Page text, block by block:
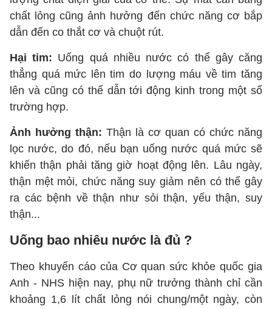
chất lỏng cũng ảnh hưởng đến chức năng cơ bắp
dẫn đến co thắt cơ và chuột rút.
Hại tim: Uống quá nhiều nước có thể gây căng
thẳng quá mức lên tim do lượng máu về tim tăng
lên và cũng có thể dẫn tới động kinh trong một số
trường hợp.
Ảnh hưởng thận: Thận là cơ quan có chức năng
lọc nước, do đó, nếu bạn uống nước quá mức sẽ
khiến thận phải tăng giờ hoạt động lên. Lâu ngày,
thận mệt mỏi, chức năng suy giảm nên có thể gây
ra các bệnh về thận như sỏi thận, yếu thận, suy
thận...
Uống bao nhiêu nước là đủ ?
Theo khuyến cáo của Cơ quan sức khỏe quốc gia
Anh - NHS hiện nay, phụ nữ trưởng thành chỉ cần
khoảng 1,6 lít chất lỏng nói chung/một ngày, còn